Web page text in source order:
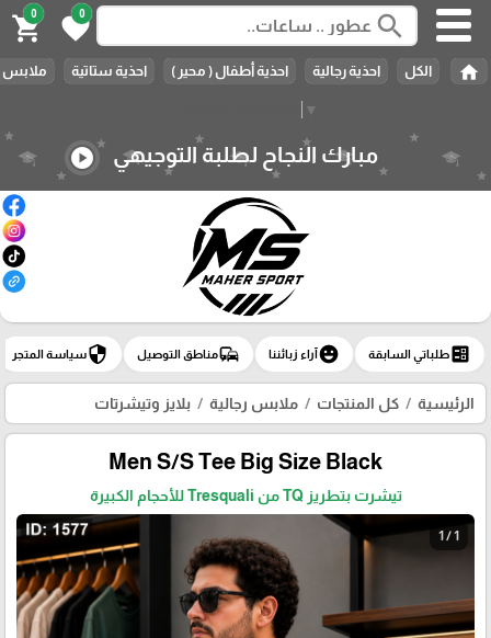
▼
search
0
favorite
0
shopping_cart
home الكل احذية رجالية احذية أطفال ( محير ) احذية ستاتية ملابس
مبارك النجاح لطلبة التوجيهي play_circle
ballotطلباتي السابقة emoji_emotionsآراء زبائننا commuteمناطق التوصيل securityسياسة المتجر
الرئيسية كل المنتجات ملابس رجالية بلايز وتيشرتات
Men S/S Tee Big Size Black
تيشرت بتطريز TQ من Tresquali للأحجام الكبيرة
1 / 1